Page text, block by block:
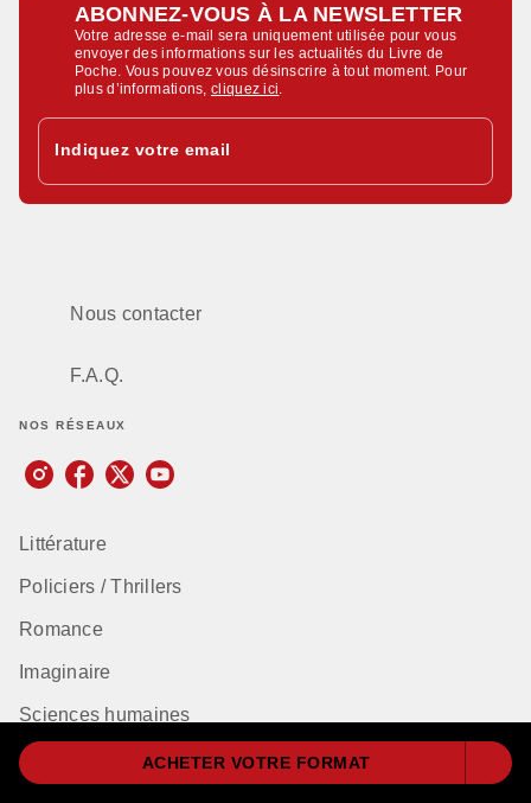
ACHETER VOTRE FORMAT
ABONNEZ-VOUS À LA NEWSLETTER
Votre adresse e-mail sera uniquement utilisée pour vous
envoyer des informations sur les actualités du Livre de
Poche. Vous pouvez vous désinscrire à tout moment. Pour
plus d’informations,cliquez ici
Indiquez votre email
Nous contacter
F.A.Q.
NOS RÉSEAUX
Littérature
Policiers / Thrillers
Romance
Imaginaire
Sciences humaines
Bien-être